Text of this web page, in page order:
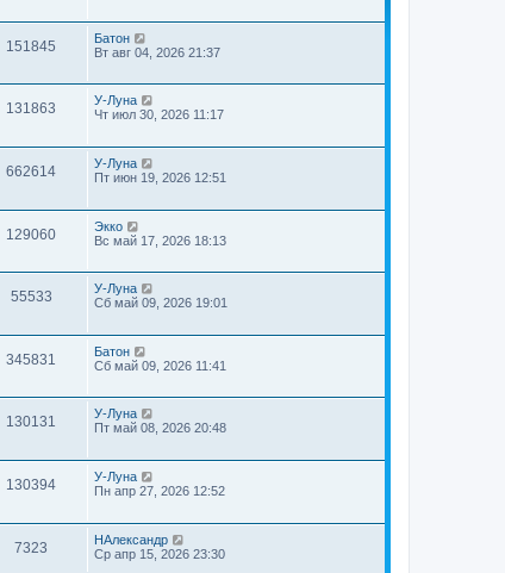
е
м
у
о
о
б
е
н
и
с
е
д
м
у
о
о
б
и
ю
151845
Батон
Вт авг 04, 2026 21:37
131863
У-Луна
Чт июл 30, 2026 11:17
662614
У-Луна
Пт июн 19, 2026 12:51
129060
Экко
Вс май 17, 2026 18:13
55533
У-Луна
Сб май 09, 2026 19:01
345831
Батон
Сб май 09, 2026 11:41
130131
У-Луна
Пт май 08, 2026 20:48
130394
У-Луна
Пн апр 27, 2026 12:52
7323
НАлександр
Ср апр 15, 2026 23:30